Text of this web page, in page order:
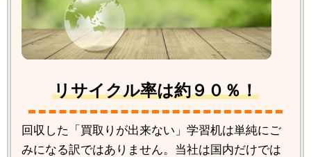
リサイクル率は約９０％！
回収した「買取りが出来ない」学習机は単純にご
みになる訳ではありません。当社は国内だけでは